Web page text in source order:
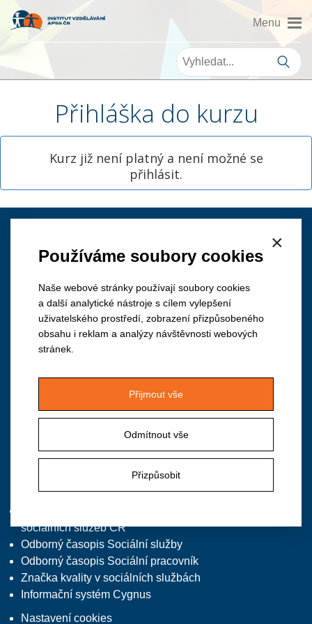
×
Používáme soubory cookies
Naše webové stránky používají soubory cookies
a další analytické nástroje s cílem vylepšení
uživatelského prostředí, zobrazení přizpůsobeného
obsahu i reklam a analýzy návštěvnosti webových
stránek.
Přijmout vše
Odmítnout vše
Přizpůsobit
Přihláška do kurzu
Kurz již není platný a není možné se
přihlásit.
Kontakt
T/F: +420 381 213 332, předvolba 2
E:institut@apsscr.cz
www.institutvzdelavani.cz
Zajímavé odkazy
sociálních služeb ČR
Odborný časopis Sociální služby
Odborný časopis Sociální pracovník
Značka kvality v sociálních službách
Informační systém Cygnus
Nastavení cookies